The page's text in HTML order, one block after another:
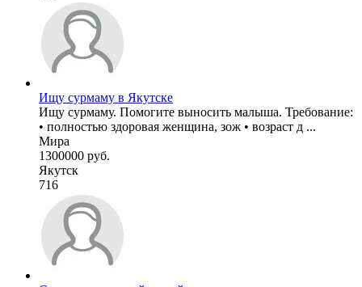
Ищу сурмаму в Якутске
Ищу сурмаму. Помогите выносить малыша. Требование:
• полностью здоровая женщина, зож • возраст д ...
Мира
1300000 руб.
Якутск
716